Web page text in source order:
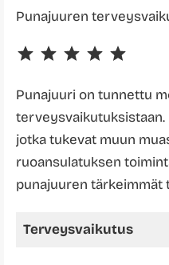
Punajuuren
Punajuuri on tunnettu
terveysvaikutuksistaan.
jotka tukevat muun
ruoansulatuksen
punajuuren
Terveysvaikutus